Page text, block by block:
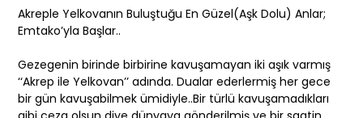
Akreple Yelkovanın Buluştuğu En Güzel(Aşk Dolu) Anlar;
Emtako’yla Başlar..
Gezegenin birinde birbirine kavuşamayan iki aşık varmış
‘‘Akrep ile Yelkovan’’ adında. Dualar ederlermiş her gece
bir gün kavuşabilmek ümidiyle..Bir türlü kavuşamadıkları